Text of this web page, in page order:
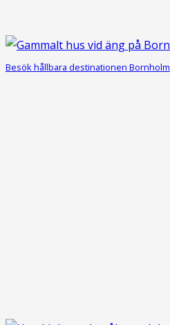
Besök hållbara destinationen Bornholm